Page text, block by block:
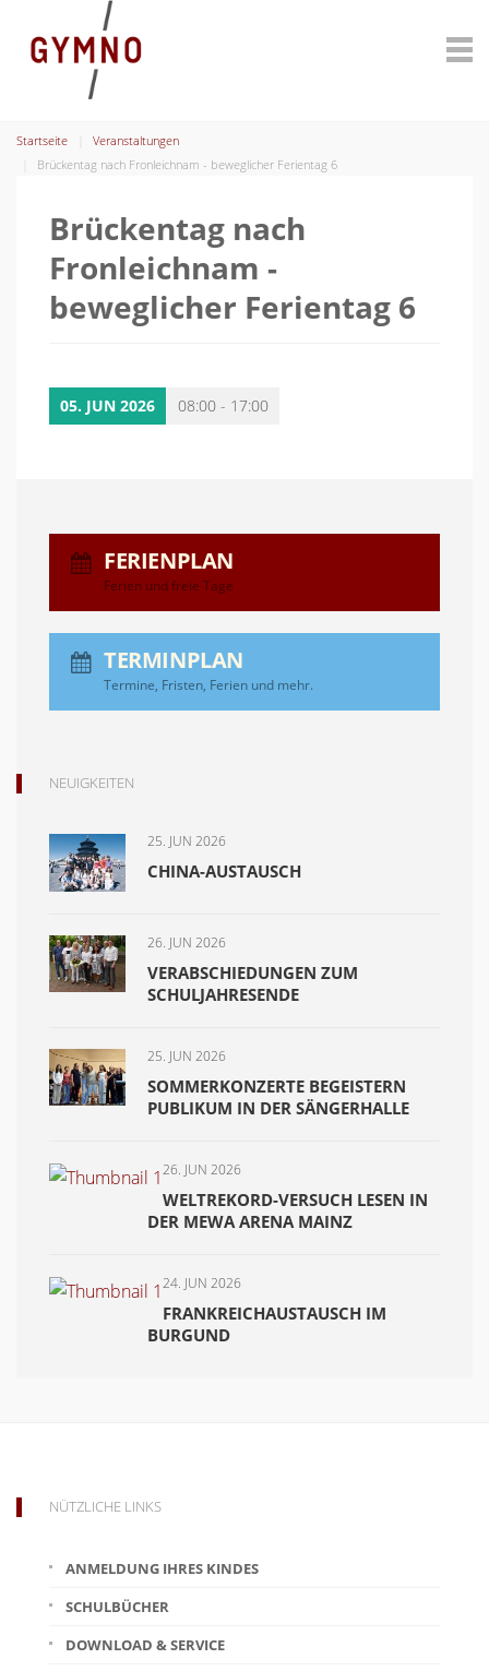
Startseite
Veranstaltungen
Brückentag nach Fronleichnam - beweglicher Ferientag 6
Brückentag nach
Fronleichnam -
beweglicher Ferientag 6
05. JUN 2026 08:00 - 17:00
FERIENPLAN
Ferien und freie Tage
TERMINPLAN
Termine, Fristen, Ferien und mehr.
NEUIGKEITEN
25. JUN 2026
CHINA-AUSTAUSCH
26. JUN 2026
VERABSCHIEDUNGEN ZUM
SCHULJAHRESENDE
25. JUN 2026
SOMMERKONZERTE BEGEISTERN
PUBLIKUM IN DER SÄNGERHALLE
26. JUN 2026
WELTREKORD-VERSUCH LESEN IN
DER MEWA ARENA MAINZ
24. JUN 2026
FRANKREICHAUSTAUSCH IM
BURGUND
NÜTZLICHE LINKS
ANMELDUNG IHRES KINDES
SCHULBÜCHER
DOWNLOAD & SERVICE